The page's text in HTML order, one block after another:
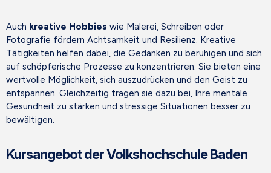
Auch kreative Hobbies wie Malerei, Schreiben oder
Fotografie fördern Achtsamkeit und Resilienz. Kreative
Tätigkeiten helfen dabei, die Gedanken zu beruhigen und sich
auf schöpferische Prozesse zu konzentrieren. Sie bieten eine
wertvolle Möglichkeit, sich auszudrücken und den Geist zu
entspannen. Gleichzeitig tragen sie dazu bei, Ihre mentale
Gesundheit zu stärken und stressige Situationen besser zu
bewältigen.
Kursangebot der Volkshochschule Baden